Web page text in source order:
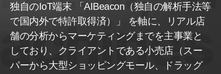
独自のIoT端末 「AIBeacon（独自の解析手法等
で国内外で特許取得済）」 を軸に、リアル店
舗の分析からマーケティングまでを主事業と
しており、クライアントである小売店（スー
パーから大型ショッピングモール、ドラッグ